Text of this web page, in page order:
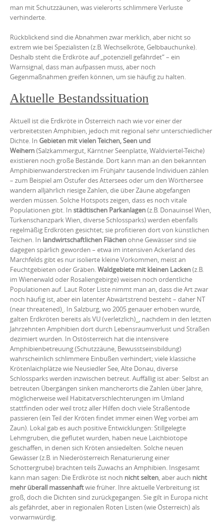
man mit Schutzzäunen, was vielerorts schlimmere Verluste
verhinderte.
Rückblickend sind die Abnahmen zwar merklich, aber nicht so
extrem wie bei Spezialisten (z.B. Wechselkröte, Gelbbauchunke).
Deshalb steht die Erdkröte auf „potenziell gefährdet“ – ein
Warnsignal, dass man aufpassen muss, aber noch
Gegenmaßnahmen greifen können, um sie häufig zu halten.
Aktuelle Bestandssituation
Aktuell ist die Erdkröte in Österreich nach wie vor einer der
verbreitetsten Amphibien, jedoch mit regional sehr unterschiedlicher
Dichte. In Gebieten mit vielen Teichen, Seen und
Weihern(Salzkammergut, Kärntner Seenplatte, Waldviertel-Teiche)
existieren noch große Bestände. Dort kann man an den bekannten
Amphibienwanderstrecken im Frühjahr tausende Individuen zählen
– zum Beispiel am Ostufer des Attersees oder um den Wörthersee
wandern alljährlich riesige Zahlen, die über Zäune abgefangen
werden müssen. Solche Hotspots zeigen, dass es noch vitale
Populationen gibt. In städtischen Parkanlagen(z.B. Donauinsel Wien,
Türkenschanzpark Wien, diverse Schlossparks) werden ebenfalls
regelmäßig Erdkröten gesichtet; sie profitieren dort von künstlichen
Teichen. In landwirtschaftlichen Flächenohne Gewässer sind sie
dagegen spärlich geworden – etwa im intensiven Ackerland des
Marchfelds gibt es nur isolierte kleine Vorkommen, meist an
Feuchtgebieten oder Gräben.Waldgebiete mit kleinen Lacken(z.B.
im Wienerwald oder Rosaliengebirge) weisen noch ordentliche
Populationen auf. Laut Roter Liste nimmt man an, dass die Art zwar
noch häufig ist, aber ein latenter Abwärtstrend besteht – daher NT
(near threatened) . In Salzburg, wo 2005 genauer erhoben wurde,
galten Erdkröten bereits als VU (verletzlich) , nachdem in den letzten
Jahrzehnten Amphibien dort durch Lebensraumverlust und Straßen
dezimiert wurden. In Ostösterreich hat die intensivere
Amphibienbetreuung (Schutzzäune, Bewusstseinsbildung)
wahrscheinlich schlimmere Einbußen verhindert; viele klassiche
Krötenlaichplätze wie Neusiedler See, Alte Donau, diverse
Schlossparks werden inzwischen betreut. Auffällig ist aber: Selbst an
betreuten Übergängen sinken mancherorts die Zahlen über Jahre,
möglicherweise weil Habitatverschlechterungen im Umland
stattfinden oder weil trotz aller Hilfen doch viele Straßentode
passieren (ein Teil der Kröten findet immer einen Weg vorbei am
Zaun). Lokal gab es auch positive Entwicklungen: Stillgelegte
Lehmgruben, die geflutet wurden, haben neue Laichbiotope
geschaffen, in denen sich Kröten ansiedelten. Solche neuen
Gewässer (z.B. in Niederösterreich Renaturierung einer
Schottergrube) brachten teils Zuwachs an Amphibien. Insgesamt
kann man sagen: Die Erdkröte ist noch nicht selten, aber auch nicht
mehr überall massenhaftwie früher. Ihre aktuelle Verbreitung ist
groß, doch die Dichten sind zurückgegangen. Sie gilt in Europa nicht
als gefährdet, aber in regionalen Roten Listen (wie Österreich) als
vorwarnwürdig.